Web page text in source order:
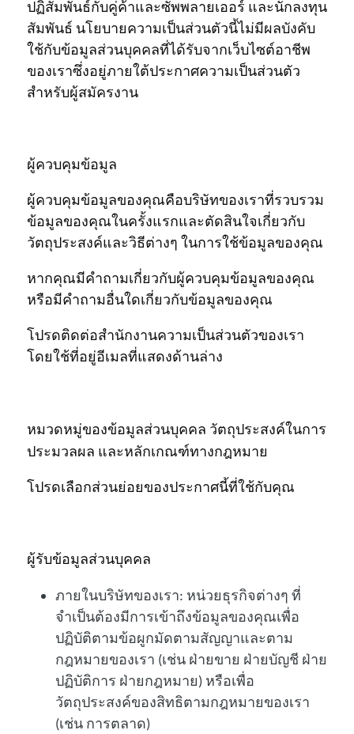
ปฏิสัมพันธ์กับคู่ค้าและซัพพลายเออร์ และนักลงทุน
สัมพันธ์ นโยบายความเป็นส่วนตัวนี้ไม่มีผลบังคับ
ใช้กับข้อมูลส่วนบุคคลที่ได้รับจากเว็บไซต์อาชีพ
ของเราซึ่งอยู่ภายใต้ประกาศความเป็นส่วนตัว
สำหรับผู้สมัครงาน
ผู้ควบคุมข้อมูล
ผู้ควบคุมข้อมูลของคุณคือบริษัทของเราที่รวบรวม
ข้อมูลของคุณในครั้งแรกและตัดสินใจเกี่ยวกับ
วัตถุประสงค์และวิธีต่างๆ ในการใช้ข้อมูลของคุณ
หากคุณมีคำถามเกี่ยวกับผู้ควบคุมข้อมูลของคุณ
หรือมีคำถามอื่นใดเกี่ยวกับข้อมูลของคุณ
โปรดติดต่อสำนักงานความเป็นส่วนตัวของเรา
โดยใช้ที่อยู่อีเมลที่แสดงด้านล่าง
หมวดหมู่ของข้อมูลส่วนบุคคล วัตถุประสงค์ในการ
ประมวลผล และหลักเกณฑ์ทางกฎหมาย
โปรดเลือกส่วนย่อยของประกาศนี้ที่ใช้กับคุณ
ผู้รับข้อมูลส่วนบุคคล
ภายในบริษัทของเรา: หน่วยธุรกิจต่างๆ ที่
จำเป็นต้องมีการเข้าถึงข้อมูลของคุณเพื่อ
ปฏิบัติตามข้อผูกมัดตามสัญญาและตาม
กฎหมายของเรา (เช่น ฝ่ายขาย ฝ่ายบัญชี ฝ่าย
ปฏิบัติการ ฝ่ายกฎหมาย) หรือเพื่อ
วัตถุประสงค์ของสิทธิตามกฎหมายของเรา
(เช่น การตลาด)